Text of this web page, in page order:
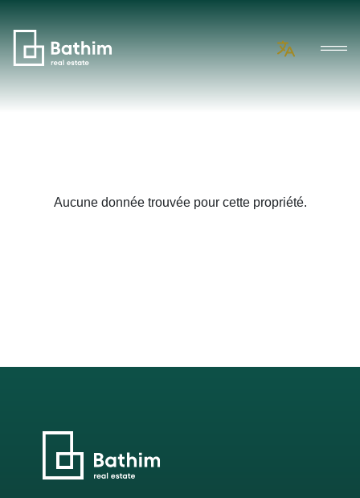
Aucune donnée trouvée pour cette propriété.